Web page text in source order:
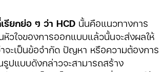
รียกย่อ ๆ ว่า HCD นั้นคือแนวทางการ
วใจของการออกแบบแล้วนั้นจะส่งผลให้
ะเป็นข้อจำกัด ปัญหา หรือความต้องการ
ปแบบดังกล่าวจะสามารถสร้าง